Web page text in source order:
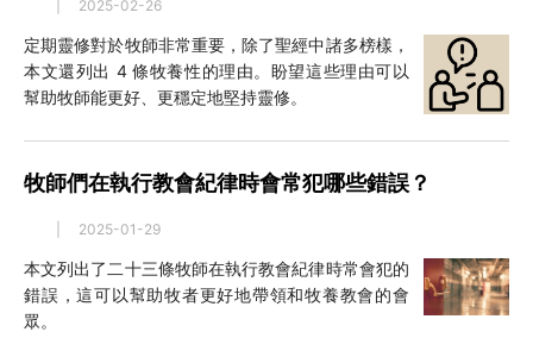
2025-02-26
定期靈修對於牧師非常重要，除了聖經中諸多榜樣，
本文還列出 4 條牧養性的理由。盼望這些理由可以
幫助牧師能更好、更穩定地堅持靈修。
牧師們在執行教會紀律時會常犯哪些錯誤？
2025-01-29
本文列出了二十三條牧師在執行教會紀律時常會犯的
錯誤，這可以幫助牧者更好地帶領和牧養教會的會
眾。